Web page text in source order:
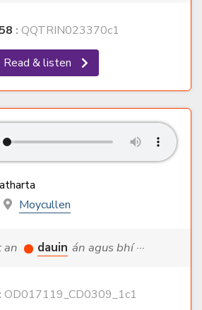
: QQTRIN023370c1
Read & listen
Moycullen
an dauin án agus bhí ···
: OD017119_CD0309_1c1